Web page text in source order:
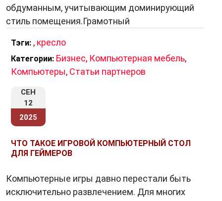
обдуманным, учитывающим доминирующий
стиль помещения.Грамотный
Тэги: , кресло
Категории: Бизнес, Компьютерная мебель,
Компьютеры, Статьи партнеров
СЕН
12
2025
ЧТО ТАКОЕ ИГРОВОЙ КОМПЬЮТЕРНЫЙ СТОЛ
ДЛЯ ГЕЙМЕРОВ
Компьютерные игры давно перестали быть
исключительно развлечением. Для многих